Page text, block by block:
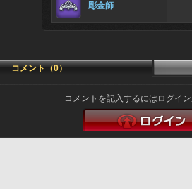
彫金師
コメント（0）
コメントを記入するにはログイン